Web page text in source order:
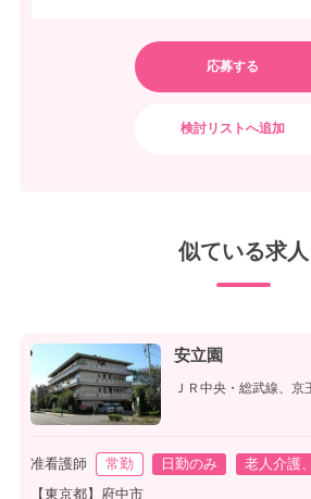
似ている求人
安立園
ＪＲ中央・総武線、
准看護師 常勤 日勤のみ
老人介護
【東京都】府中市